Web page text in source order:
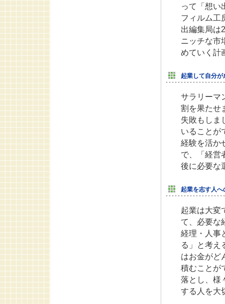
って「想い
フィルム工
出編集局は
ニッチな市
めていく計
起業して自分が
サラリーマ
割を果たせ
失敗もしま
いることが
経験を活か
で、「経営
後に必要な
起業を志す人へ
起業は大変
て、必要な
経理・人事
る」と考え
はお金がど
積むことが
落とし、様
する人を大